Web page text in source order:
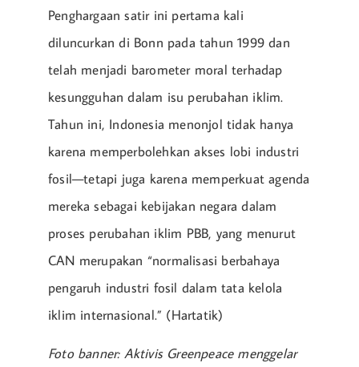
Penghargaan satir ini pertama kali
diluncurkan di Bonn pada tahun 1999 dan
telah menjadi barometer moral terhadap
kesungguhan dalam isu perubahan iklim.
Tahun ini, Indonesia menonjol tidak hanya
karena memperbolehkan akses lobi industri
fosil—tetapi juga karena memperkuat agenda
mereka sebagai kebijakan negara dalam
proses perubahan iklim PBB, yang menurut
CAN merupakan “normalisasi berbahaya
pengaruh industri fosil dalam tata kelola
iklim internasional.” (Hartatik)
Foto banner: Aktivis Greenpeace menggelar